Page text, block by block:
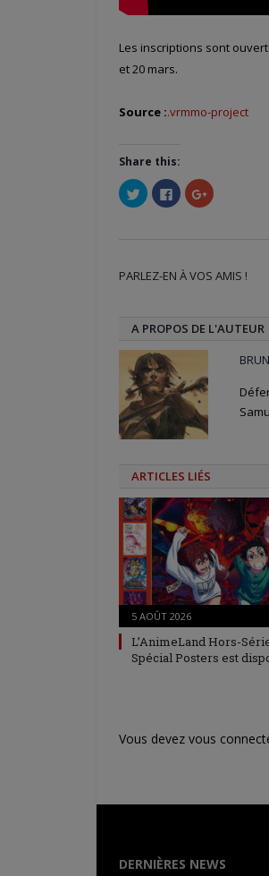
Les inscriptions sont
et 20 mars.
Source :.vrmmo-project
Share this:
Cliquez
pour
partager
fenêtre)
Cliquez
pour
partager
fenêtre)
Cliquez
pour
nouvelle
PARLEZ-EN À VOS AMIS !
A PROPOS DE L'AUTEUR
ARTICLES LIÉS
5 AOÛT 2026
L’AnimeLand Hors-
Spécial Posters est
Vous devez vous
DERNIÈRES NEWS